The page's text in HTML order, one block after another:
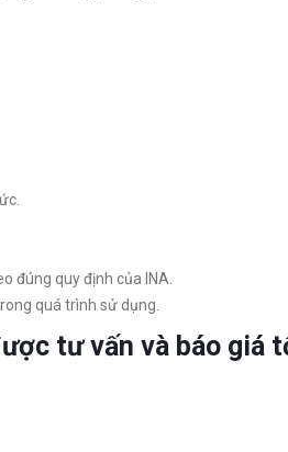
đúng quy định của INA.
quá trình sử dụng.
tư vấn và báo giá